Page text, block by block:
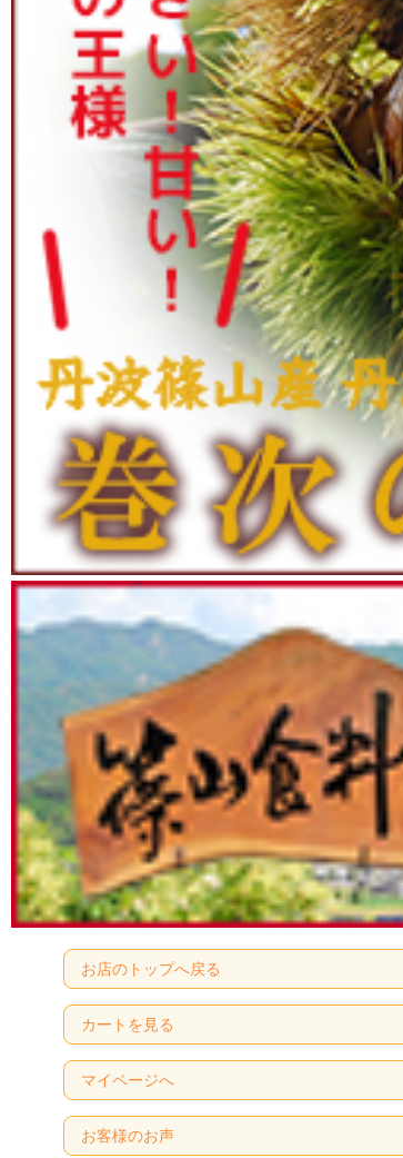
お店のトップへ戻る
カートを見る
マイページへ
お客様のお声